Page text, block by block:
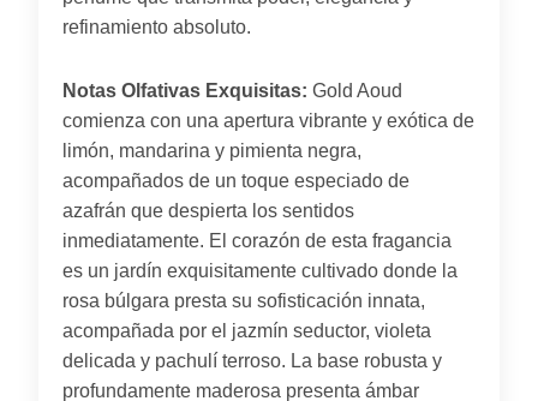
refinamiento absoluto.
Notas Olfativas Exquisitas: Gold Aoud
comienza con una apertura vibrante y exótica de
limón, mandarina y pimienta negra,
acompañados de un toque especiado de
azafrán que despierta los sentidos
inmediatamente. El corazón de esta fragancia
es un jardín exquisitamente cultivado donde la
rosa búlgara presta su sofisticación innata,
acompañada por el jazmín seductor, violeta
delicada y pachulí terroso. La base robusta y
profundamente maderosa presenta ámbar